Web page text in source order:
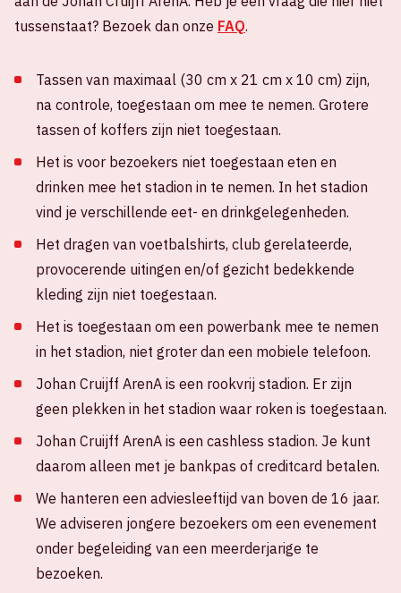
tussenstaat? Bezoek dan onze FAQ.
Tassen van maximaal (30 cm x 21 cm x 10 cm) zijn,
na controle, toegestaan om mee te nemen. Grotere
tassen of koffers zijn niet toegestaan.
Het is voor bezoekers niet toegestaan eten en
drinken mee het stadion in te nemen. In het stadion
vind je verschillende eet- en drinkgelegenheden.
Het dragen van voetbalshirts, club gerelateerde,
provocerende uitingen en/of gezicht bedekkende
kleding zijn niet toegestaan.
Het is toegestaan om een powerbank mee te nemen
in het stadion, niet groter dan een mobiele telefoon.
Johan Cruijff ArenA is een rookvrij stadion. Er zijn
geen plekken in het stadion waar roken is toegestaan.
Johan Cruijff ArenA is een cashless stadion. Je kunt
daarom alleen met je bankpas of creditcard betalen.
We hanteren een adviesleeftijd van boven de 16 jaar.
We adviseren jongere bezoekers om een evenement
onder begeleiding van een meerderjarige te
bezoeken.